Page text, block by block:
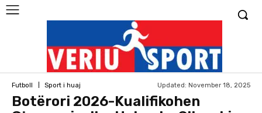
Futboll Sport i huaj Updated: November 18, 2025
Botërori 2026-Kualifikohen